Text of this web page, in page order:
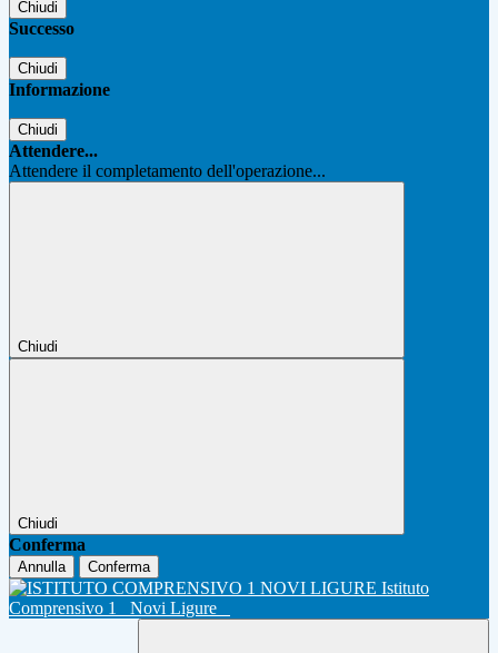
Chiudi
Successo
Chiudi
Informazione
Chiudi
Attendere...
Attendere il completamento dell'operazione...
Chiudi
Chiudi
Conferma
Annulla Conferma
Istituto
Comprensivo 1
Novi Ligure